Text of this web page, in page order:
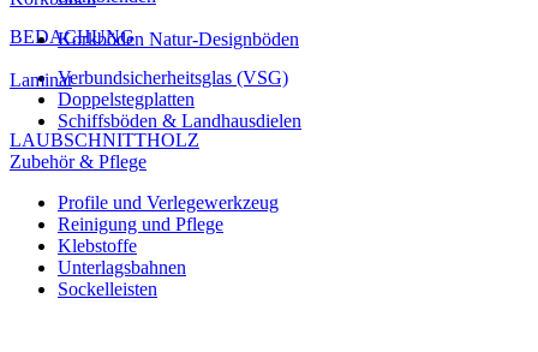
BEDACHUNG
Verbundsicherheitsglas (VSG)
Doppelstegplatten
LAUBSCHNITTHOLZ
Korkböden Natur-Designböden
Laminat
Schiffsböden & Landhausdielen
Zubehör & Pflege
Profile und Verlegewerkzeug
Reinigung und Pflege
Klebstoffe
Unterlagsbahnen
Sockelleisten